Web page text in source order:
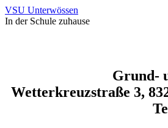
VSU Unterwössen
In der Schule zuhause
Grund-
Wetterkreuzstraße 3,